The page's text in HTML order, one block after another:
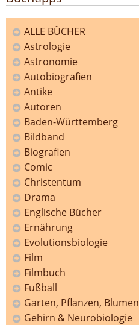
Kategorien
ALLE BÜCHER
Astrologie
Astronomie
Autobiografien
Antike
Autoren
Baden-Württemberg
Bildband
Biografien
Comic
Christentum
Drama
Englische Bücher
Ernährung
Evolutionsbiologie
Film
Filmbuch
Fußball
Garten, Pflanzen, Blumen
Gehirn & Neurobiologie